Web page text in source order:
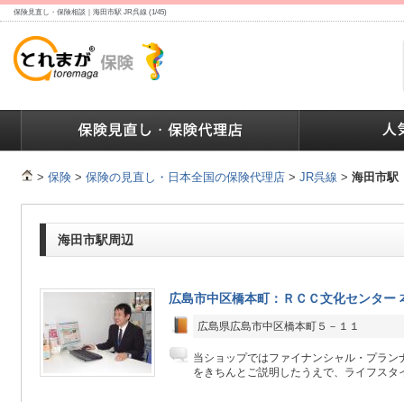
保険見直し・保険相談｜海田市駅 JR呉線 (1/45)
> 保険 > 保険の見直し・日本全国の保険代理店 > JR呉線 > 海田市駅
海田市駅周辺
広島市中区橋本町：ＲＣＣ文化センター
広島県広島市中区橋本町５－１１
当ショップではファイナンシャル・プラ
をきちんとご説明したうえで、ライフスタ